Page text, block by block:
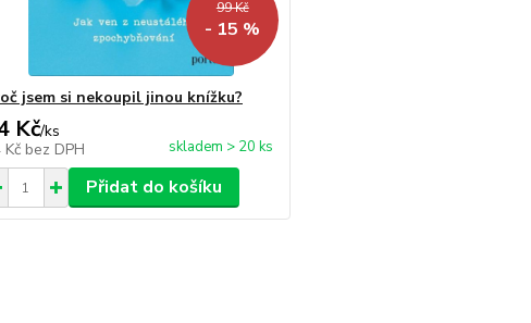
99 Kč
- 15 %
jsem si nekoupil jinou knížku?
Kč/ks
Kč bez DPH skladem > 20 ks
Přidat do košíku